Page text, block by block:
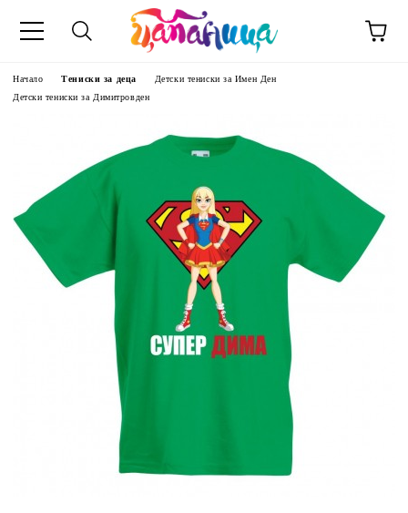
Начало Тениски за деца
Детски тениски за Имен Ден
Детски тениски за Димитровден